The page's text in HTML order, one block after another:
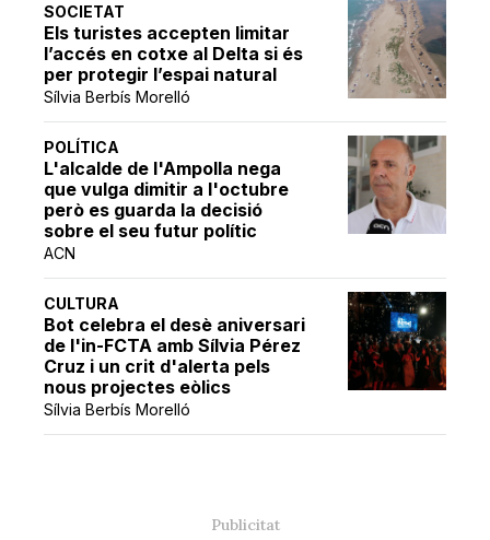
SOCIETAT
Els turistes accepten limitar
l’accés en cotxe al Delta si és
per protegir l’espai natural
Sílvia Berbís Morelló
POLÍTICA
L'alcalde de l'Ampolla nega
que vulga dimitir a l'octubre
però es guarda la decisió
sobre el seu futur polític
ACN
CULTURA
Bot celebra el desè aniversari
de l'in-FCTA amb Sílvia Pérez
Cruz i un crit d'alerta pels
nous projectes eòlics
Sílvia Berbís Morelló